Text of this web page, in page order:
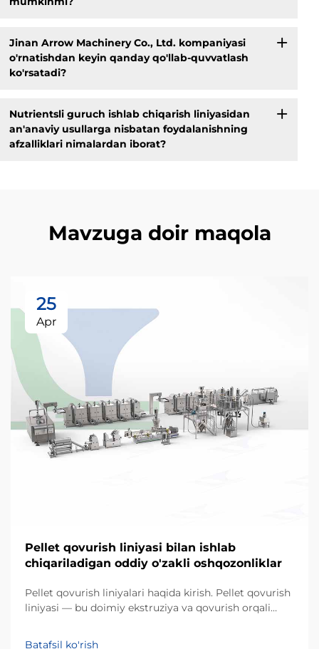
Jinan Arrow Machinery Co., Ltd. kompaniyasi
o'rnatishdan keyin qanday qo'llab-quvvatlash
ko'rsatadi?
Nutrientsli guruch ishlab chiqarish liniyasidan
an'anaviy usullarga nisbatan foydalanishning
afzalliklari nimalardan iborat?
Mavzuga doir maqola
25
Apr
Pellet qovurish liniyasi bilan ishlab
chiqariladigan oddiy o'zakli oshqozonliklar
Pellet qovurish liniyalari haqida kirish. Pellet qovurish
liniyasi — bu doimiy ekstruziya va qovurish orqali
oshqozonliklarga aylantiruvchi sanoat tizimidir.
Batafsil ko'rish